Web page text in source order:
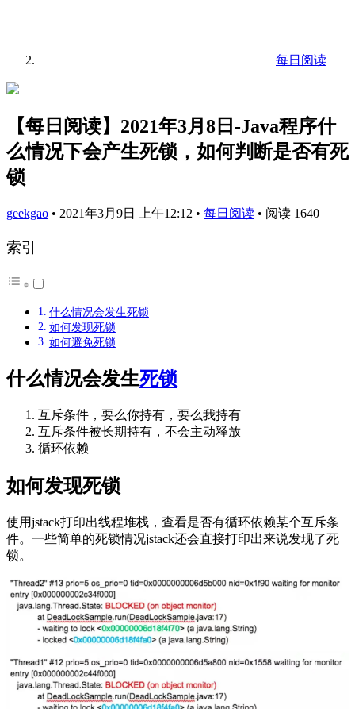
每日阅读
【每日阅读】2021年3月8日-Java程序什
么情况下会产生死锁，如何判断是否有死
锁
geekgao • 2021年3月9日 上午12:12 • 每日阅读 • 阅读 1640
索引
什么情况会发生死锁
如何发现死锁
如何避免死锁
什么情况会发生死锁
互斥条件，要么你持有，要么我持有
互斥条件被长期持有，不会主动释放
循环依赖
如何发现死锁
使用jstack打印出线程堆栈，查看是否有循环依赖某个互斥条
件。一些简单的死锁情况jstack还会直接打印出来说发现了死
锁。